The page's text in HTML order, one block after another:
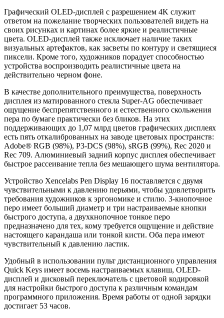
Графический OLED-дисплей с разрешением 4K служит
ответом на пожелание творческих пользователей видеть на
своих рисунках и картинах более яркие и реалистичные
цвета. OLED-дисплей также исключает наличие таких
визуальных артефактов, как засветы по контуру и светящиеся
пиксели. Кроме того, художников порадует способностью
устройства воспроизводить реалистичные цвета на
действительно черном фоне.
В качестве дополнительного преимущества, поверхность
дисплея из матированного стекла Super-AG обеспечивает
ощущение беспрепятственного и естественного скольжения
пера по бумаге практически без бликов. На этих
поддерживающих до 1,07 млрд цветов графических дисплеях
есть пять откалиброванных на заводе цветовых пространств:
Adobe® RGB (98%), P3-DCS (98%), sRGB (99%), Rec 2020 и
Rec 709. Алюминиевый задний корпус дисплея обеспечивает
быстрое рассеивание тепла без мешающего шума вентилятора.
Устройство Xencelabs Pen Display 16 поставляется с двумя
чувствительными к давлению перьями, чтобы удовлетворить
требования художников к эргономике и стилю. 3-кнопочное
перо имеет больший диаметр и три настраиваемые кнопки
быстрого доступа, а двухкнопочное тонкое перо
предназначено для тех, кому требуется ощущение и действие
настоящего карандаша или тонкой кисти. Оба пера имеют
чувствительный к давлению ластик.
Удобный в использовании пульт дистанционного управления
Quick Keys имеет восемь настраиваемых клавиш, OLED-
дисплей и дисковый переключатель с цветовой кодировкой
для настройки быстрого доступа к различным командам
программного приложения. Время работы от одной зарядки
достигает 53 часов.